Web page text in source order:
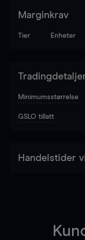
Marginkrav
Tier Enheter
Minimumsstørrelse
GSLO tillatt
Handelstider